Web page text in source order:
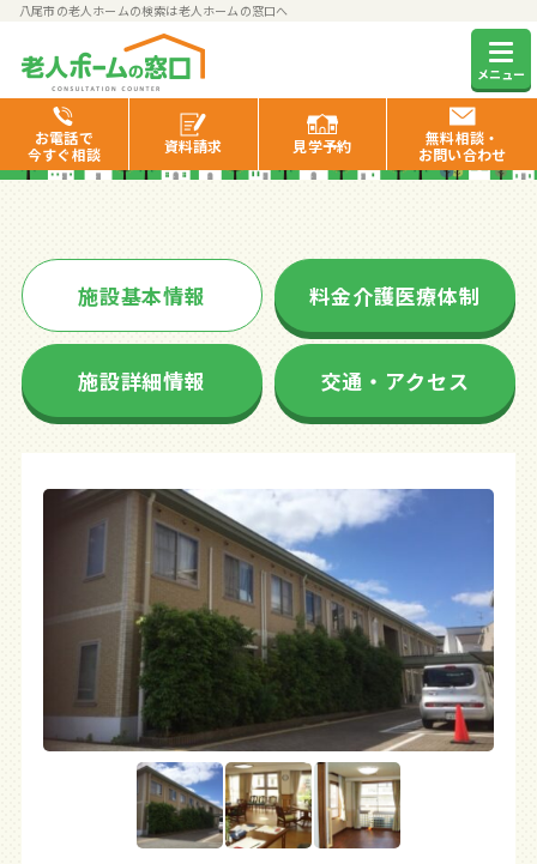
八尾市の老人ホームの検索は老人ホームの窓口へ
メニュー
お電話で
今すぐ相談
資料請求 見学予約
無料相談・
お問い合わせ
そんぽの家八尾北
施設基本情報 料金介護医療体制
施設詳細情報 交通・アクセス